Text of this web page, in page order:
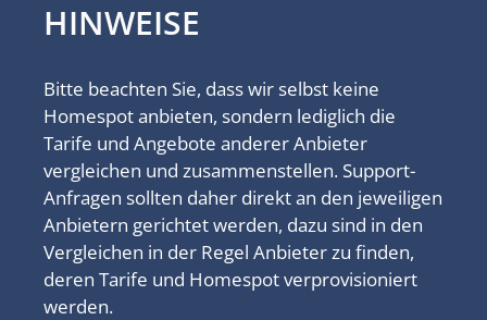
HINWEISE
Bitte beachten Sie, dass wir selbst keine
Homespot anbieten, sondern lediglich die
Tarife und Angebote anderer Anbieter
vergleichen und zusammenstellen. Support-
Anfragen sollten daher direkt an den jeweiligen
Anbietern gerichtet werden, dazu sind in den
Vergleichen in der Regel Anbieter zu finden,
deren Tarife und Homespot verprovisioniert
werden.